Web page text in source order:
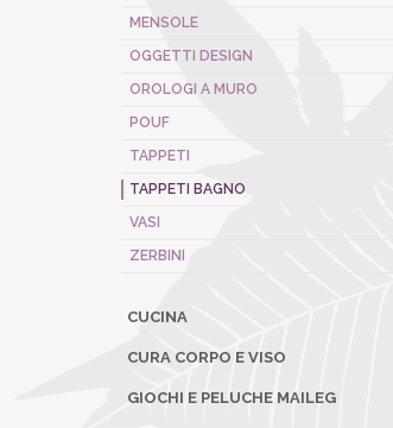
MENSOLE
OGGETTI DESIGN
OROLOGI A MURO
POUF
TAPPETI
TAPPETI BAGNO
VASI
ZERBINI
CUCINA
CURA CORPO E VISO
GIOCHI E PELUCHE MAILEG